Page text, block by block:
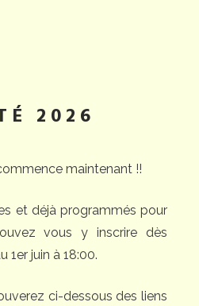
2026
maintenant !!
et déjà programmés pour
vous y inscrire dès
1er juin à 18:00.
ci-dessous des liens